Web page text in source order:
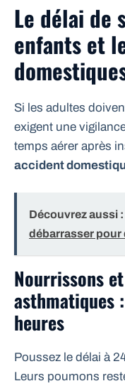
Le délai de
enfants et
Si les adultes
exigent une
temps aérer après
accident
Découvrez aussi :
débarrasser pour
Nourrissons
asthmatiques
heures
Poussez le délai à
Leurs poumons